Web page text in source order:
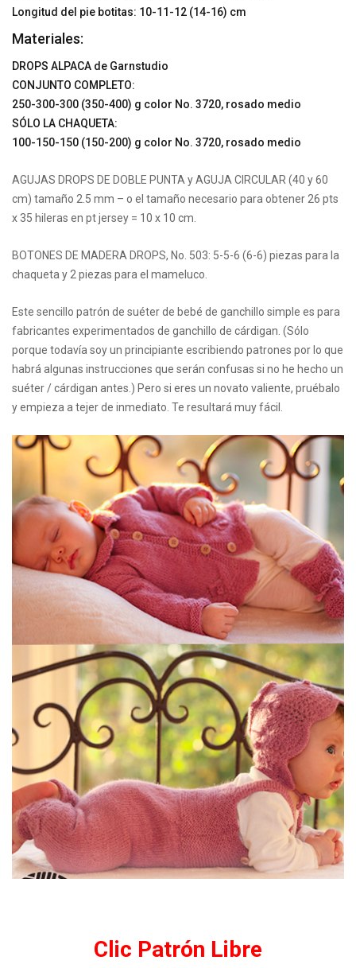
Longitud del pie botitas: 10-11-12 (14-16) cm
Materiales:
DROPS ALPACA de Garnstudio
CONJUNTO COMPLETO:
250-300-300 (350-400) g color No. 3720, rosado medio
SÓLO LA CHAQUETA:
100-150-150 (150-200) g color No. 3720, rosado medio
AGUJAS DROPS DE DOBLE PUNTA y AGUJA CIRCULAR (40 y 60
cm) tamaño 2.5 mm – o el tamaño necesario para obtener 26 pts
x 35 hileras en pt jersey = 10 x 10 cm.
BOTONES DE MADERA DROPS, No. 503: 5-5-6 (6-6) piezas para la
chaqueta y 2 piezas para el mameluco.
Este sencillo patrón de suéter de bebé de ganchillo simple es para
fabricantes experimentados de ganchillo de cárdigan. (Sólo
porque todavía soy un principiante escribiendo patrones por lo que
habrá algunas instrucciones que serán confusas si no he hecho un
suéter / cárdigan antes.) Pero si eres un novato valiente, pruébalo
y empieza a tejer de inmediato. Te resultará muy fácil.
Clic Patrón Libre